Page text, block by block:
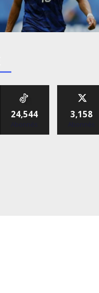
24,544
Abonnés
3,158
Abonnés